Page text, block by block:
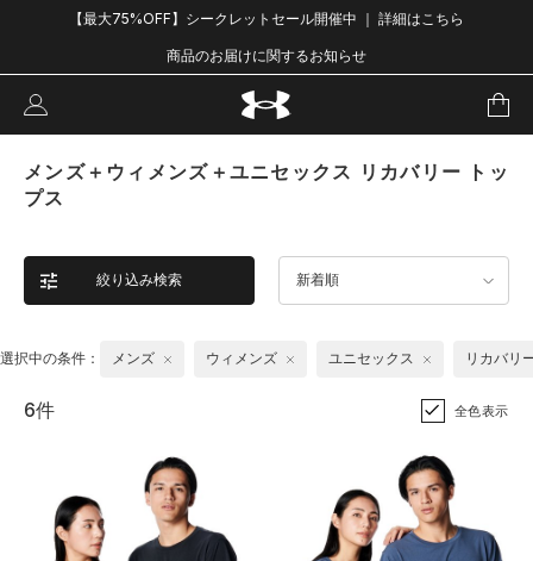
【最大75%OFF】シークレットセール開催中 ｜ 詳細はこちら
商品のお届けに関するお知らせ
メンズ＋ウィメンズ＋ユニセックス リカバリー トッ
プス
絞り込み検索 新着順
選択中の条件： メンズ ウィメンズ ユニセックス リカバリ
6件 全色表示